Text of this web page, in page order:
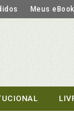
Meus